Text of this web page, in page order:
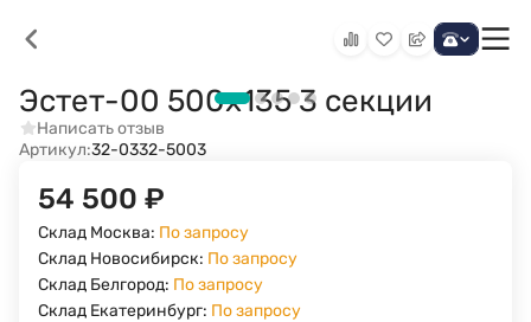
Эстет-00 500х135 3 секции
Написать отзыв
Артикул:32-0332-5003
54 500 ₽
Склад Москва: По запросу
Склад Новосибирск: По запросу
Склад Белгород: По запросу
Склад Екатеринбург: По запросу